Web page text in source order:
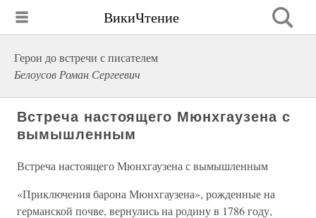
ВикиЧтение
Герои до встречи с писателем
Белоусов Роман Сергеевич
Встреча настоящего Мюнхгаузена с
вымышленным
Встреча настоящего Мюнхгаузена с вымышленным
«Приключения барона Мюнхгаузена», рожденные на
германской почве, вернулись на родину в 1786 году,